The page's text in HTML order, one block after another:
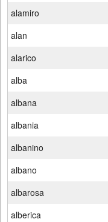
alamiro
alan
alarico
alba
albana
albania
albanino
albano
albarosa
alberica